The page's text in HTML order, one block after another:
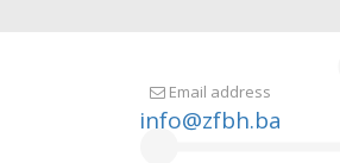
Email address
info@zfbh.ba